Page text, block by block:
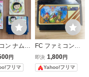
ン ナムコ
子ちゃん
ショッピ
説明書付
円
フリマ
FC ファミコンソ
フト キングオブキ
ングス NAMCOT
ナムコ
即決 1,800円
Yahoo!フリマ